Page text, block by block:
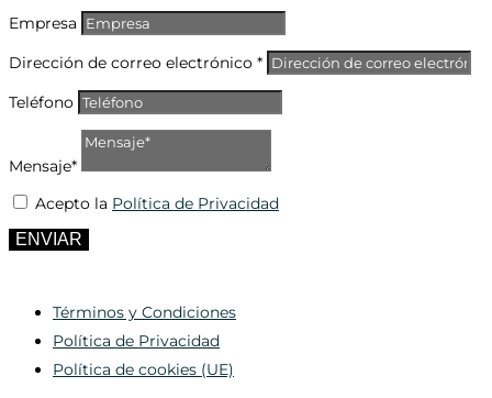
Empresa
Dirección de correo electrónico *
Teléfono
Mensaje*
Acepto la Política de Privacidad
ENVIAR
Términos y Condiciones
Política de Privacidad
Política de cookies (UE)